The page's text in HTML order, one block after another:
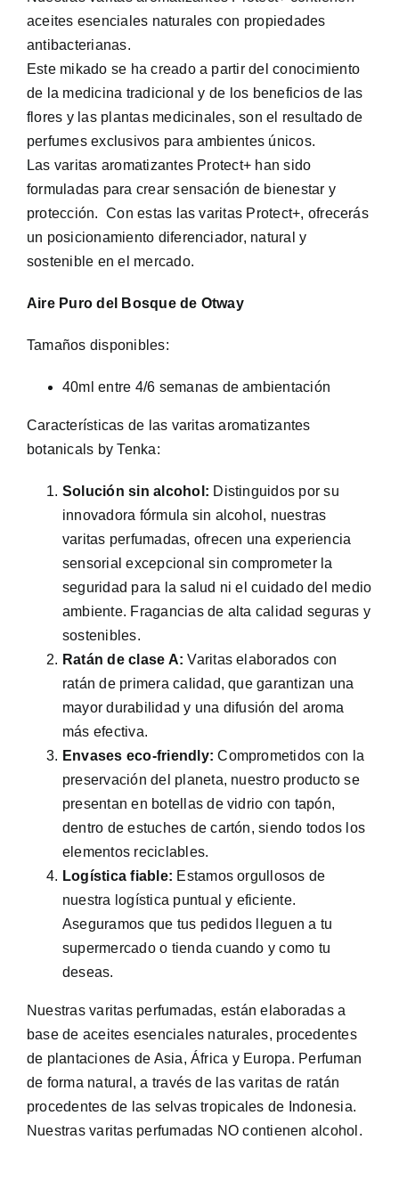
aceites esenciales naturales con propiedades
antibacterianas.
Este mikado se ha creado a partir del conocimiento
de la medicina tradicional y de los beneficios de las
flores y las plantas medicinales, son el resultado de
perfumes exclusivos para ambientes únicos.
Las varitas aromatizantes Protect+ han sido
formuladas para crear sensación de bienestar y
protección. Con estas las varitas Protect+, ofrecerás
un posicionamiento diferenciador, natural y
sostenible en el mercado.
Aire Puro del Bosque de Otway
Tamaños disponibles:
40ml entre 4/6 semanas de ambientación
Características de las varitas aromatizantes
botanicals by Tenka:
Solución sin alcohol: Distinguidos por su
innovadora fórmula sin alcohol, nuestras
varitas perfumadas, ofrecen una experiencia
sensorial excepcional sin comprometer la
seguridad para la salud ni el cuidado del medio
ambiente. Fragancias de alta calidad seguras y
sostenibles.
Ratán de clase A: Varitas elaborados con
ratán de primera calidad, que garantizan una
mayor durabilidad y una difusión del aroma
más efectiva.
Envases eco-friendly: Comprometidos con la
preservación del planeta, nuestro producto se
presentan en botellas de vidrio con tapón,
dentro de estuches de cartón, siendo todos los
elementos reciclables.
Logística fiable: Estamos orgullosos de
nuestra logística puntual y eficiente.
Aseguramos que tus pedidos lleguen a tu
supermercado o tienda cuando y como tu
deseas.
Nuestras varitas perfumadas, están elaboradas a
base de aceites esenciales naturales, procedentes
de plantaciones de Asia, África y Europa. Perfuman
de forma natural, a través de las varitas de ratán
procedentes de las selvas tropicales de Indonesia.
Nuestras varitas perfumadas NO contienen alcohol.